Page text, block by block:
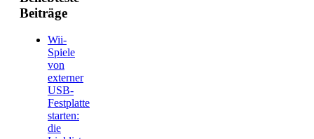
Beiträge
Wii-
Spiele
von
externer
USB-
Festplatte
starten:
die